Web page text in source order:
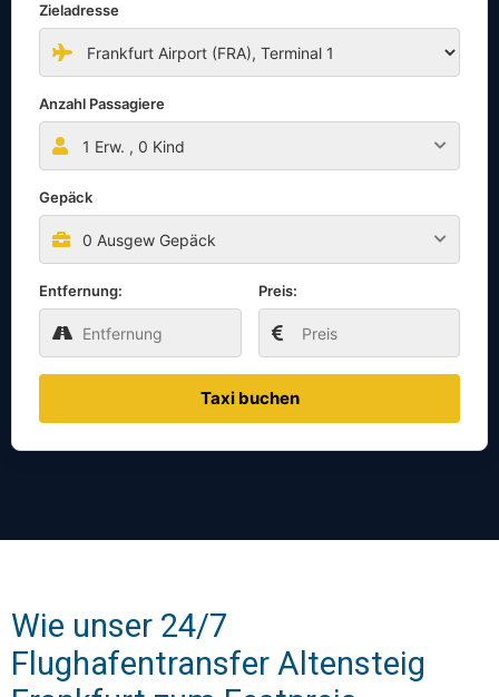
Zieladresse
Anzahl Passagiere
1 Erw. , 0 Kind
Gepäck
0 Ausgew Gepäck
Entfernung: Preis:
Taxi buchen
Wie unser 24/7
Flughafentransfer Altensteig